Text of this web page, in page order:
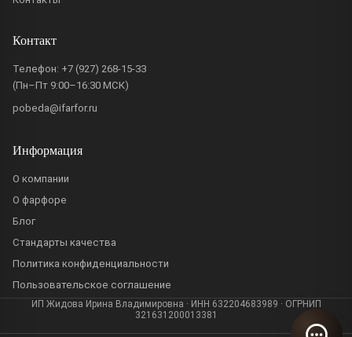
Контакт
Телефон: +7 (927) 268-15-33
(Пн–Пт 9:00–16:30 МСК)
pobeda@ifarfor.ru
Информация
О компании
О фарфоре
Блог
Стандарты качества
Политика конфиденциальности
Пользовательское соглашение
ИП Жидова Ирина Владимировна · ИНН 632204683989 · ОГРНИП
321631200013381